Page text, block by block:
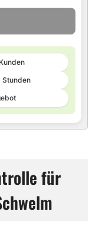
Stunden
für